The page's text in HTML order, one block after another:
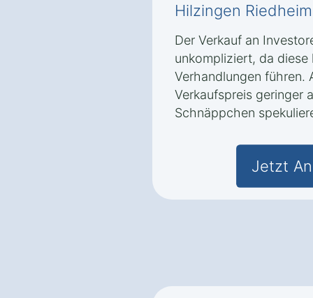
Hilzingen Riedheim
Der Verkauf an
unkompliziert, da diese
Verhandlungen führen.
Verkaufspreis geringer
Schnäppchen
Jetzt